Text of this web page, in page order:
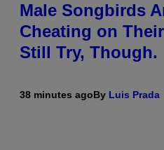
Male Songbirds
Cheating on
Still Try, Though.
38 minutes agoBy Luis Prada